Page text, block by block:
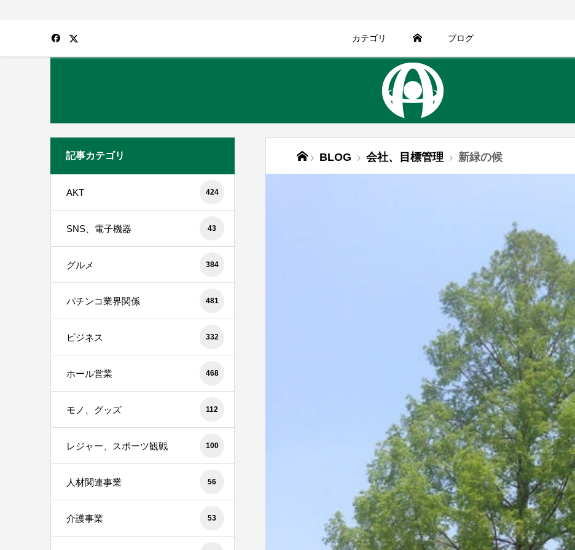
カテゴリ ブログ
BLOG 会社、目標管理 新緑の候
記事カテゴリ
AKT 424
SNS、電子機器 43
グルメ 384
パチンコ業界関係 481
ビジネス 332
ホール営業 468
モノ、グッズ 112
レジャー、スポーツ観戦 100
人材関連事業 56
介護事業 53